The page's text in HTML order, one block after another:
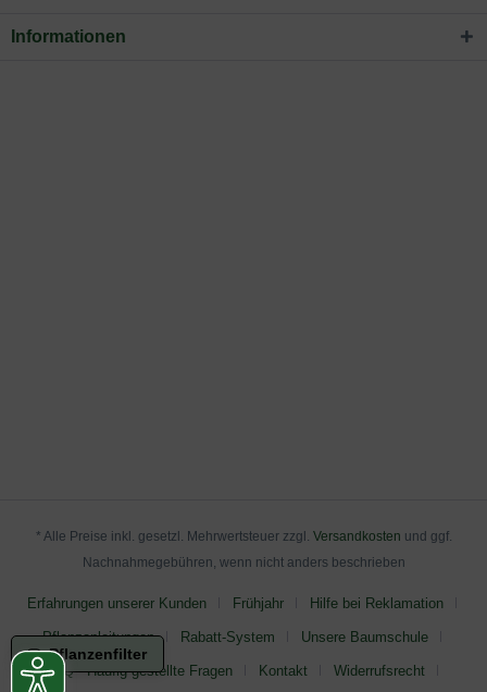
Pflanzenfilter
Informationen
* Alle Preise inkl. gesetzl. Mehrwertsteuer zzgl. Versandkosten und ggf.
Nachnahmegebühren, wenn nicht anders beschrieben
Erfahrungen unserer Kunden Frühjahr Hilfe bei Reklamation
Pflanzanleitungen Rabatt-System Unsere Baumschule
FAQ - Häufig gestellte Fragen Kontakt Widerrufsrecht